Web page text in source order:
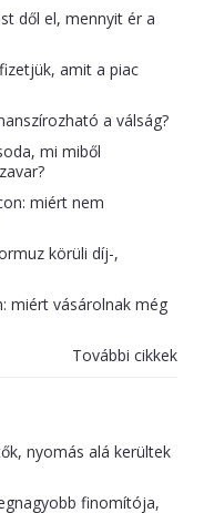
dől el, mennyit ér a
amit a piac
a válság?
mi miből
miért nem
körüli díj-,
miért vásárolnak még
További cikkek
nyomás alá kerültek
finomítója,